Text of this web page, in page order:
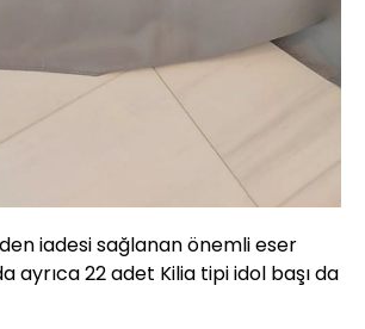
iadesi sağlanan önemli eser
ayrıca 22 adet Kilia tipi idol başı da